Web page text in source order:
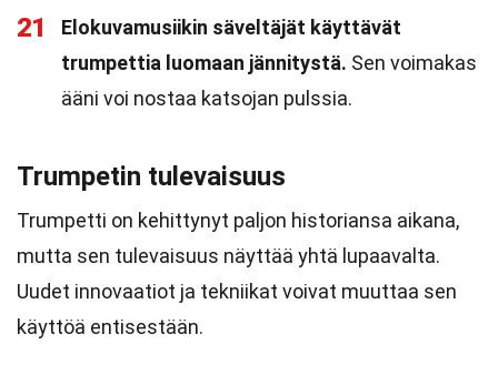
21
Elokuvamusiikin säveltäjät käyttävät
trumpettia luomaan jännitystä. Sen voimakas
ääni voi nostaa katsojan pulssia.
Trumpetin tulevaisuus
Trumpetti on kehittynyt paljon historiansa aikana,
mutta sen tulevaisuus näyttää yhtä lupaavalta.
Uudet innovaatiot ja tekniikat voivat muuttaa sen
käyttöä entisestään.